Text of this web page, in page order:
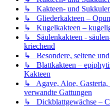
↳ Kakteen- und
↳ Gliederkakteen –
↳ Kugelkakteen –
↳ Säulenkakteen -
kriechend
↳ Besondere, seltene
↳ Blattkakteen –
Kakteen
↳ Agave, Aloe, Gasteria,
verwandte Gattungen
↳ Dickblattgewächse –